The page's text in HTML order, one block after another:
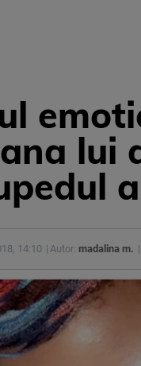
lui
14:10 Autor: madalina m.